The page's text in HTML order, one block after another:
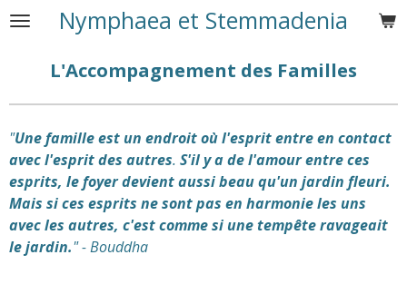
Passer
contenu
Nymphaea et Stemmadenia
L'Accompagnement des Familles
"Une famille est un endroit où l'esprit entre en contact
avec l'esprit des autres. S'il y a de l'amour entre ces
esprits, le foyer devient aussi beau qu'un jardin fleuri.
Mais si ces esprits ne sont pas en harmonie les uns
avec les autres, c'est comme si une tempête ravageait
le jardin." - Bouddha